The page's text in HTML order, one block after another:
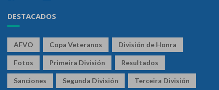
DESTACADOS
AFVO Copa Veteranos División de Honra
Fotos Primeira División Resultados
Sanciones Segunda División Terceira División